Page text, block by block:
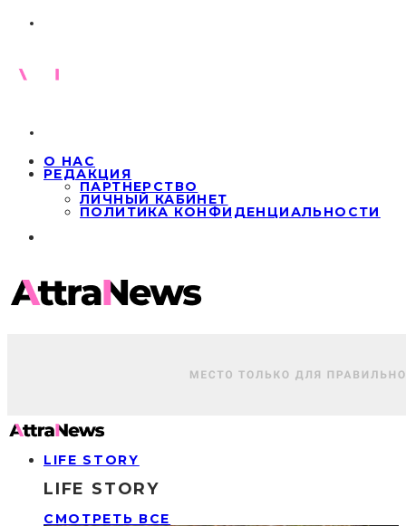
О НАС
РЕДАКЦИЯ
ПАРТНЕРСТВО
ЛИЧНЫЙ КАБИНЕТ
ПОЛИТИКА КОНФИДЕНЦИАЛЬНОСТИ
LIFE STORY
LIFE STORY
СМОТРЕТЬ ВСЕ